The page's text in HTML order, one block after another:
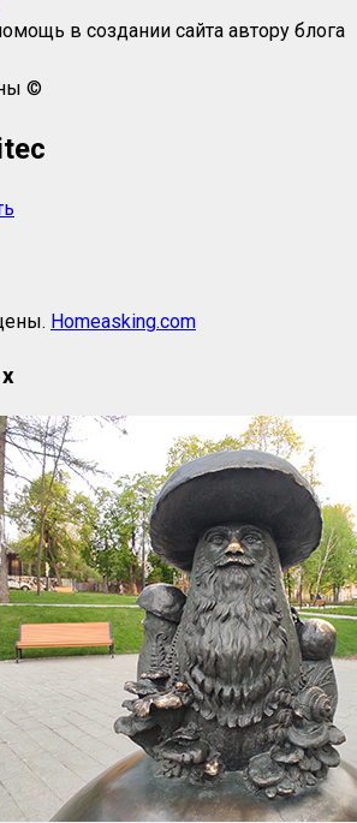
в создании сайта автору блога
©
Homeasking.com
x